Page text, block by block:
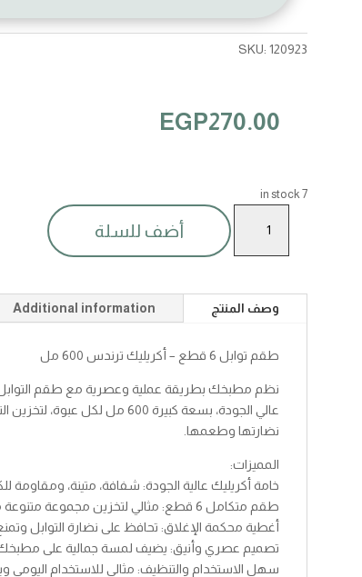
SKU: 120923
EGP270.00
7 in stock
توابل
quantity
أضف للسلة
وصف المنتج Additional information
طقم توابل 6 قطع – أكريليك ترندس 600 مل
نظم مطبخك بطريقة عملية وعصرية مع طقم
عالي الجودة، بسعة كبيرة 600 مل
نضارتها وطعمها.
المميزات:
خامة أكريليك عالية الجودة: شفافة، متينة، ومقاومة
طقم متكامل 6 قطع: مثالي لتخزين مجموعة متنوعة من التوابل والبهارات.
أغطية محكمة الإغلاق: تحافظ على نضارة التوابل
تصميم عصري وأنيق: يضيف لمسة جمالية على
سهل الاستخدام والتنظيف: مثالي للاستخدام اليومي